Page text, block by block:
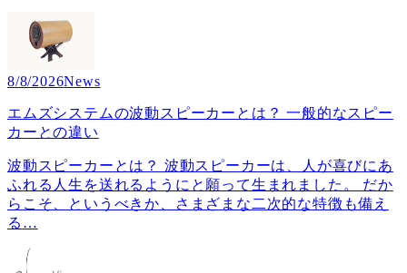
8/8/2026News
エムズシステムの波動スピーカーとは？ 一般的なスピー
カーとの違い
波動スピーカーとは？ 波動スピーカーは、人が喜びにあ
ふれる人生を送れるようにと願って生まれました。 だか
らこそ、というべきか、さまざまな二次的な特徴も備え
る …